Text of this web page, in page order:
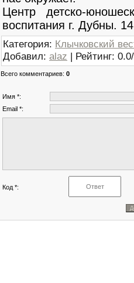
Центр детско-
воспитания г. Дубны.
Категория: Клычковский
Добавил: alaz | Рейтинг: 0.0/
Всего комментариев: 0
Имя *:
Email *:
Код *: